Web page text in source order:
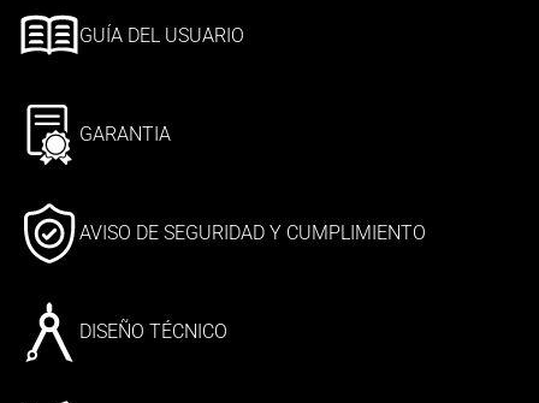
GUÍA DEL USUARIO
GARANTIA
AVISO DE SEGURIDAD Y CUMPLIMIENTO
DISEÑO TÉCNICO